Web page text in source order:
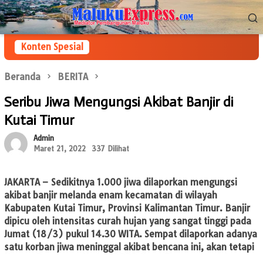
Loncat
ke
konten
Menu
Mobile
Konten Spesial
Beranda BERITA
Seribu Jiwa Mengungsi Akibat Banjir di
Kutai Timur
Admin
Maret 21, 2022
337 Dilihat
JAKARTA– Sedikitnya 1.000 jiwa dilaporkan mengungsi
akibat banjir melanda enam kecamatan di wilayah
Kabupaten Kutai Timur, Provinsi Kalimantan Timur. Banjir
dipicu oleh intensitas curah hujan yang sangat tinggi pada
Jumat (18/3) pukul 14.30 WITA. Sempat dilaporkan adanya
satu korban jiwa meninggal akibat bencana ini, akan tetapi